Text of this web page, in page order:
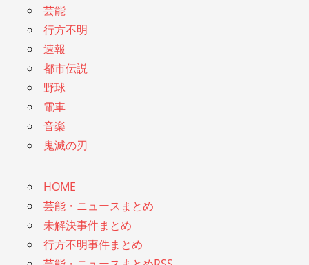
芸能
行方不明
速報
都市伝説
野球
電車
音楽
鬼滅の刃
HOME
芸能・ニュースまとめ
未解決事件まとめ
行方不明事件まとめ